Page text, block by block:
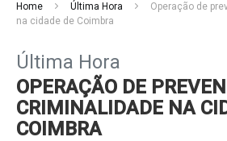
Home Última Hora
Operação de
na cidade de Coimbra
Última Hora
OPERAÇÃO DE
CRIMINALIDADE NA
COIMBRA